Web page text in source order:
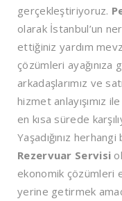
gerçekleştiriyoruz.
olarak İstanbul’un
ettiğiniz yardım
çözümleri ayağınıza
arkadaşlarımız ve
hizmet anlayışımız
en kısa sürede
Yaşadığınız
Rezervuar Servisi
ekonomik çözümleri
yerine getirmek